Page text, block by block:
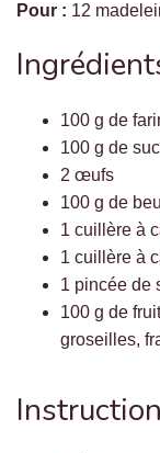
Pour : 12
100 g de
100 g de
2 œufs
100 g de
1 cuillère à
1 cuillère à
1 pincée de
100 g de
groseilles,